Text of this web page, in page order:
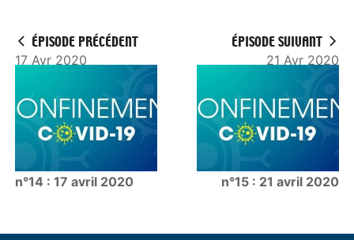
ÉPISODE PRÉCÉDENT
17 Avr 2020
n°14 : 17 avril 2020
ÉPISODE SUIVANT
21 Avr 2020
n°15 : 21 avril 2020